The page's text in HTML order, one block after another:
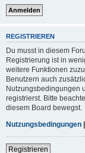
REGISTRIEREN
Du musst in diesem
Registrierung ist in
weitere Funktionen
Benutzern auch
Nutzungsbedingungen
registrierst. Bitte
diesem Board bewegst.
Nutzungsbedingungen |
Registrieren